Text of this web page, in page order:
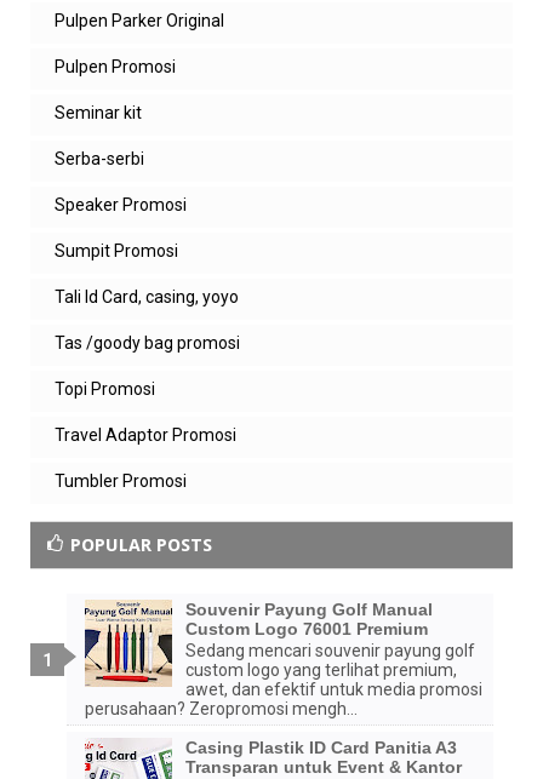
Pulpen Parker Original
Pulpen Promosi
Seminar kit
Serba-serbi
Speaker Promosi
Sumpit Promosi
Tali Id Card, casing, yoyo
Tas /goody bag promosi
Topi Promosi
Travel Adaptor Promosi
Tumbler Promosi
POPULAR POSTS
Souvenir Payung Golf Manual
Custom Logo 76001 Premium
Sedang mencari souvenir payung golf
custom logo yang terlihat premium,
awet, dan efektif untuk media promosi
perusahaan? Zeropromosi mengh...
Casing Plastik ID Card Panitia A3
Transparan untuk Event & Kantor